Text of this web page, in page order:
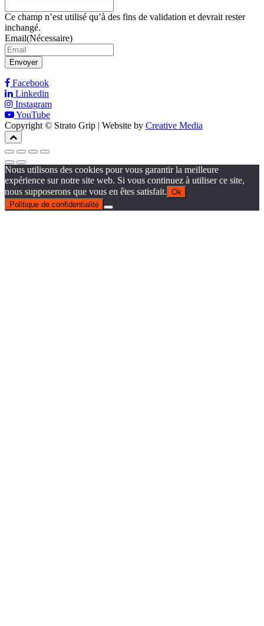
Ce champ n’est utilisé qu’à des fins de validation et devrait rester
inchangé.
Email(Nécessaire)
Envoyer
Facebook
Linkedin
Instagram
YouTube
Copyright © Strato Grip | Website by Creative Media
Nous utilisons des cookies pour vous garantir la meilleure
expérience sur notre site web. Si vous continuez à utiliser ce site,
nous supposerons que vous en êtes satisfait. Ok
Politique de confidentialité